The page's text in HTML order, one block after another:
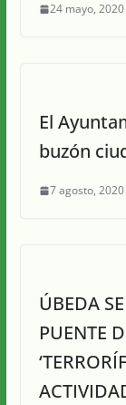
24 mayo, 2020
El
buzón
7 agosto, 2020
ÚBEDA
PUENTE